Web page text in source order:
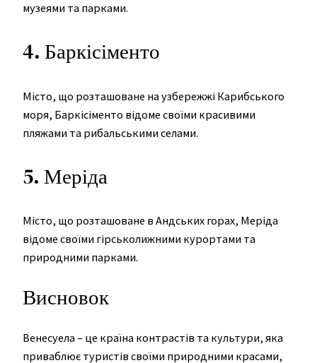
музеями та парками.
4. Баркісіменто
Місто, що розташоване на узбережжі Карибського
моря, Баркісіменто відоме своїми красивими
пляжами та рибальськими селами.
5. Меріда
Місто, що розташоване в Андських горах, Меріда
відоме своїми гірськолижними курортами та
природними парками.
Висновок
Венесуела – це країна контрастів та культури, яка
приваблює туристів своїми природними красами,